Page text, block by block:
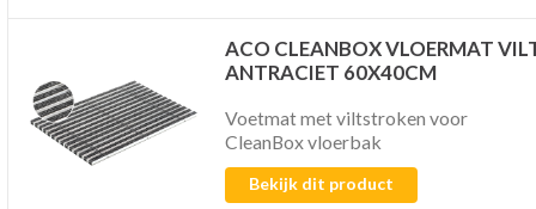
ACO CLEANBOX VLOERMAT
ANTRACIET 60X40CM
Voetmat met viltstroken voor
CleanBox vloerbak
Bekijk dit product